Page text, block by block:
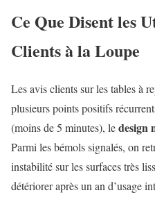
Ce Que Disent les
Clients à la Loupe
Les avis clients sur les tables à
plusieurs points positifs
(moins de 5 minutes), ledesign
Parmi les bémols signalés, on
instabilité sur les surfaces très
détériorer après un an d’usage